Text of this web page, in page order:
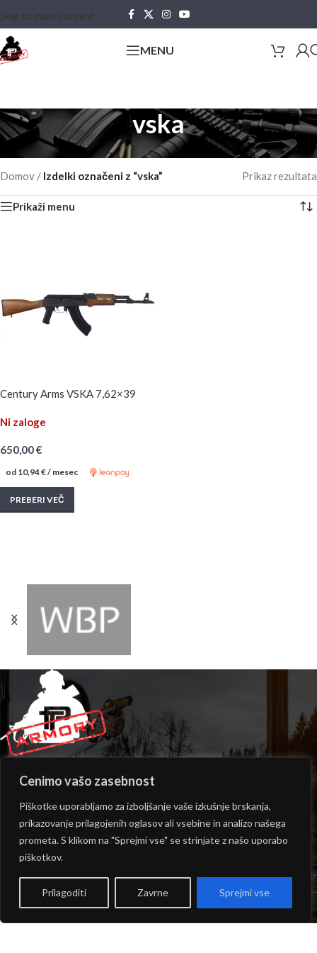
Cenimo vašo zasebnost
Piškotke uporabljamo za izboljšanje vaše izkušnje brskanja,
prikazovanje prilagojenih oglasov ali vsebine in analizo našega
prometa. S klikom na "Sprejmi vse" se strinjate z našo uporabo
piškotkov.
Prilagoditi Zavrne Sprejmi vse
Skip to main content
MENU
vska
Domov / Izdelki označeni z “vska” Prikaz rezultata
Prikaži menu
Century Arms VSKA 7,62×39
Ni zaloge
650,00€
od 10,94€/ mesec
PREBERI VEČ
info@polenartacticalarmory.com
INFORMACIJE
PONUDBA
Copyright © 2026 - Izvedba: epicmedia.si